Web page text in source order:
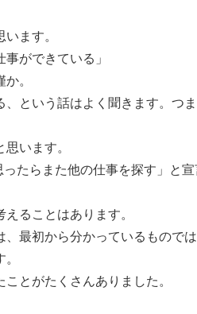
ます。
ができている」
。
という話はよく聞きます。つ
います。
たらまた他の仕事を探す」と
ることはあります。
最初から分かっているもので
とがたくさんありました。